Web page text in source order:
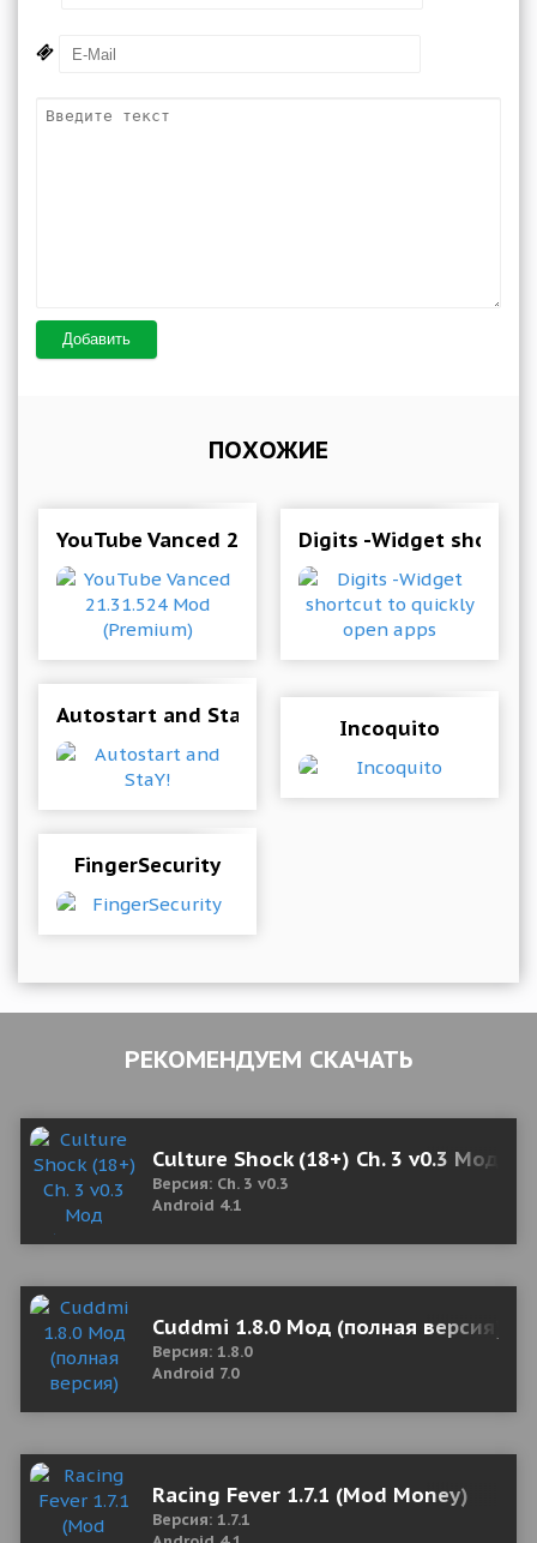
Добавить
ПОХОЖИЕ
YouTube Vanced 21.31.524 Mod (Premium)
Digits -Widget
Autostart and StaY! Incoquito
FingerSecurity
РЕКОМЕНДУЕМ СКАЧАТЬ
Culture Shock (18+) Ch. 3 v0.3 Мод
Версия: Ch. 3 v0.3
Android 4.1
Cuddmi 1.8.0 Мод (полная версия)
Версия: 1.8.0
Android 7.0
Racing Fever 1.7.1 (Mod Money)
Версия: 1.7.1